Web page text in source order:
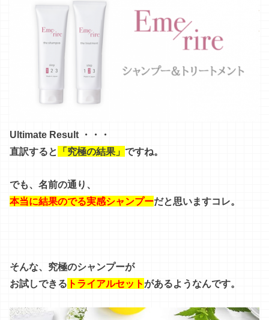
Ultimate Result ・・・
直訳すると
「究極の結果」ですね。
でも、名前の通り、
本当に結果のでる実感シャンプーだと思いますコレ。
そんな、究極のシャンプーが
お試しできる トライアルセットがあるようなんです。